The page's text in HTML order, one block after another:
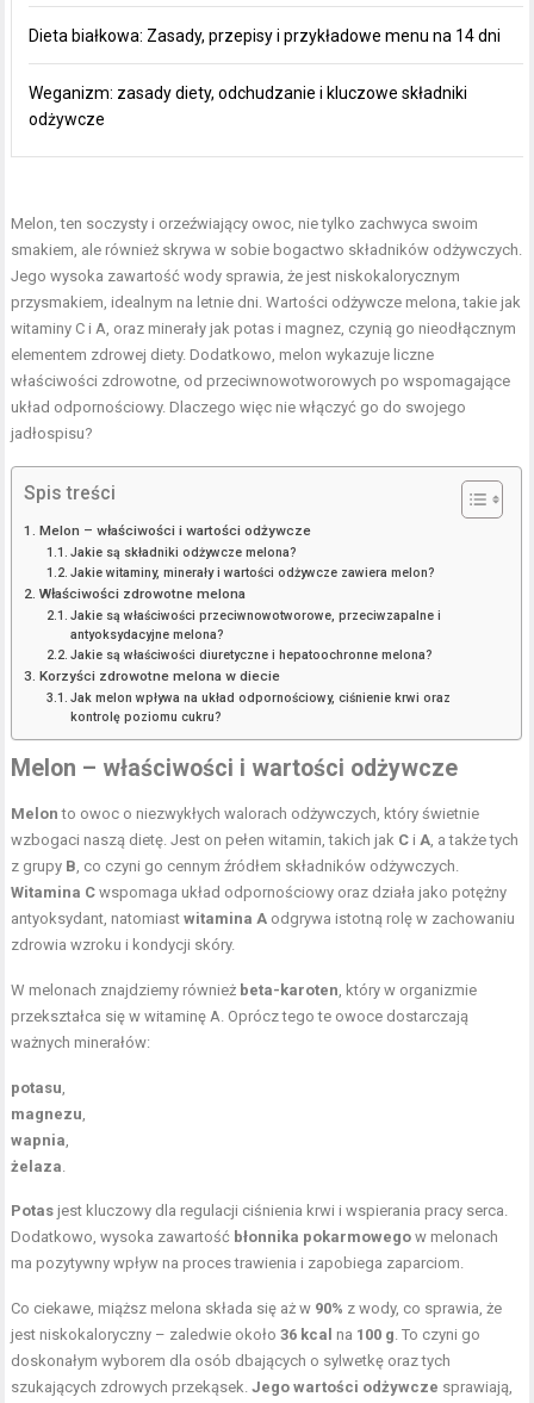
Dieta białkowa: Zasady, przepisy i przykładowe menu na 14 dni
Weganizm: zasady diety, odchudzanie i kluczowe składniki
odżywcze
Melon, ten soczysty i orzeźwiający owoc, nie tylko zachwyca swoim
smakiem, ale również skrywa w sobie bogactwo składników odżywczych.
Jego wysoka zawartość wody sprawia, że jest niskokalorycznym
przysmakiem, idealnym na letnie dni. Wartości odżywcze melona, takie jak
witaminy C i A, oraz minerały jak potas i magnez, czynią go nieodłącznym
elementem zdrowej diety. Dodatkowo, melon wykazuje liczne
właściwości zdrowotne, od przeciwnowotworowych po wspomagające
układ odpornościowy. Dlaczego więc nie włączyć go do swojego
jadłospisu?
Spis treści
Melon – właściwości i wartości odżywcze
Jakie są składniki odżywcze melona?
Jakie witaminy, minerały i wartości odżywcze zawiera melon?
Właściwości zdrowotne melona
Jakie są właściwości przeciwnowotworowe, przeciwzapalne i
antyoksydacyjne melona?
Jakie są właściwości diuretyczne i hepatoochronne melona?
Korzyści zdrowotne melona w diecie
Jak melon wpływa na układ odpornościowy, ciśnienie krwi oraz
kontrolę poziomu cukru?
Melon – właściwości i wartości odżywcze
Melon to owoc o niezwykłych walorach odżywczych, który świetnie
wzbogaci naszą dietę. Jest on pełen witamin, takich jak C iA, a także tych
z grupy B, co czyni go cennym źródłem składników odżywczych.
Witamina C wspomaga układ odpornościowy oraz działa jako potężny
antyoksydant, natomiastwitamina A odgrywa istotną rolę w zachowaniu
zdrowia wzroku i kondycji skóry.
W melonach znajdziemy również beta-karoten, który w organizmie
przekształca się w witaminę A. Oprócz tego te owoce dostarczają
ważnych minerałów:
potasu,
magnezu,
wapnia,
żelaza.
Potas jest kluczowy dla regulacji ciśnienia krwi i wspierania pracy serca.
Dodatkowo, wysoka zawartość błonnika pokarmowego w melonach
ma pozytywny wpływ na proces trawienia i zapobiega zaparciom.
Co ciekawe, miąższ melona składa się aż w 90% z wody, co sprawia, że
jest niskokaloryczny – zaledwie około36 kcal na 100 g. To czyni go
doskonałym wyborem dla osób dbających o sylwetkę oraz tych
szukających zdrowych przekąsek.Jego wartości odżywcze sprawiają,